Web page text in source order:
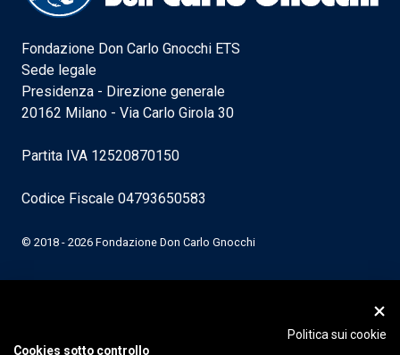
Fondazione Don Carlo Gnocchi ETS
Sede legale
Presidenza - Direzione generale
20162 Milano - Via Carlo Girola 30
Partita IVA 12520870150
Codice Fiscale 04793650583
© 2018 - 2026 Fondazione Don Carlo Gnocchi
Politica sui cookie
Cookies sotto controllo